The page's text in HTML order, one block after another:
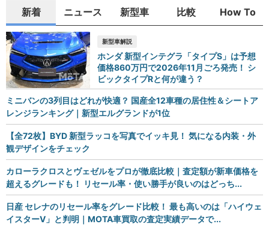
新着 ニュース 新型車 比較 How To
新型車解説
ホンダ 新型インテグラ「タイプS」は予想
価格860万円で2026年11月ごろ発売！ シ
ビックタイプRと何が違う？
ミニバンの3列目はどれが快適？ 国産全12車種の居住性＆シートア
レンジランキング｜新型エルグランドが1位
【全72枚】BYD 新型ラッコを写真でイッキ見！ 気になる内装・外
観デザインをチェック
カローラクロスとヴェゼルをプロが徹底比較｜査定額が新車価格を
超えるグレードも！ リセール率・使い勝手が良いのはどっち...
日産 セレナのリセール率をグレード比較！ 最も高いのは「ハイウェ
イスターV」と判明｜MOTA車買取の査定実績データで...